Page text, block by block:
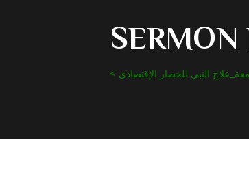
النبى للحصار الإقتصادى